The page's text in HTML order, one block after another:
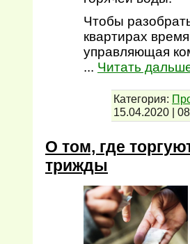
Чтобы
квартирах
управляющая
... Читать
Категория:
15.04.2020 |
О том, где
трижды